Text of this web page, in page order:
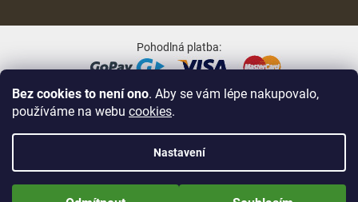
Bez cookies to není ono. Aby se vám lépe nakupovalo,
používáme na webu cookies.
Nastavení
Nově zaregistrované zákazníci obdrží slevu 5% hned po prvním
Pohodlná platba:
Oblíbené způsoby dopravy:
Lukáš Dubina